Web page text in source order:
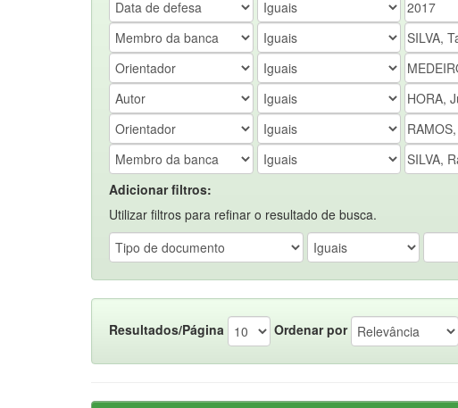
Adicionar filtros:
Utilizar filtros para refinar o resultado de busca.
Resultados/Página Ordenar por